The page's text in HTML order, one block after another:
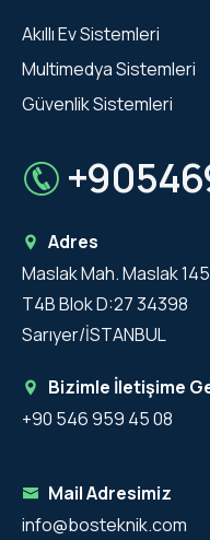
Akıllı Ev Sistemleri
Multimedya Sistemleri
Güvenlik Sistemleri
Adres
Maslak Mah. Maslak
T4B Blok D:27 34398
Sarıyer/İSTANBUL
Bizimle İletişime
+90 546 959 45 08
Mail Adresimiz
info@bosteknik.com